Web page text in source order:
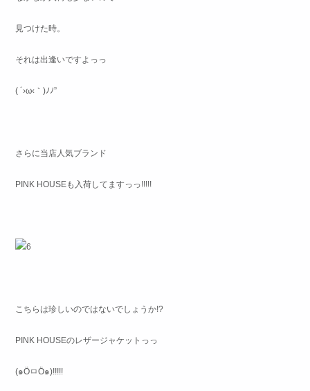
見つけた時。
それは出逢いですよっっ
( ´›ω‹｀)ﾉﾉ”
さらに当店人気ブランド
PINK HOUSEも入荷してますっっ!!!!!
こちらは珍しいのではないでしょうか!?
PINK HOUSEのレザージャケットっっ
(๑ÖㅁÖ๑)!!!!!